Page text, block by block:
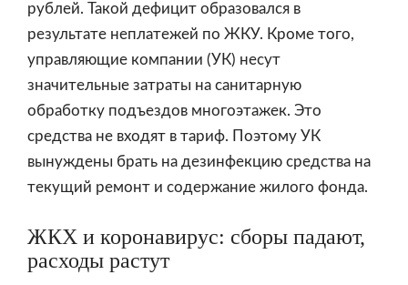
рублей. Такой дефицит образовался в
результате неплатежей по ЖКУ. Кроме того,
управляющие компании (УК) несут
значительные затраты на санитарную
обработку подъездов многоэтажек. Это
средства не входят в тариф. Поэтому УК
вынуждены брать на дезинфекцию средства на
текущий ремонт и содержание жилого фонда.
ЖКХ и коронавирус: сборы падают,
расходы растут